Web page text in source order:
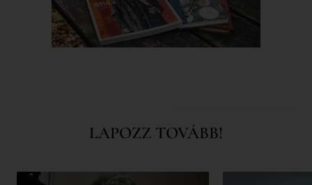
LAPOZZ TOVÁBB!